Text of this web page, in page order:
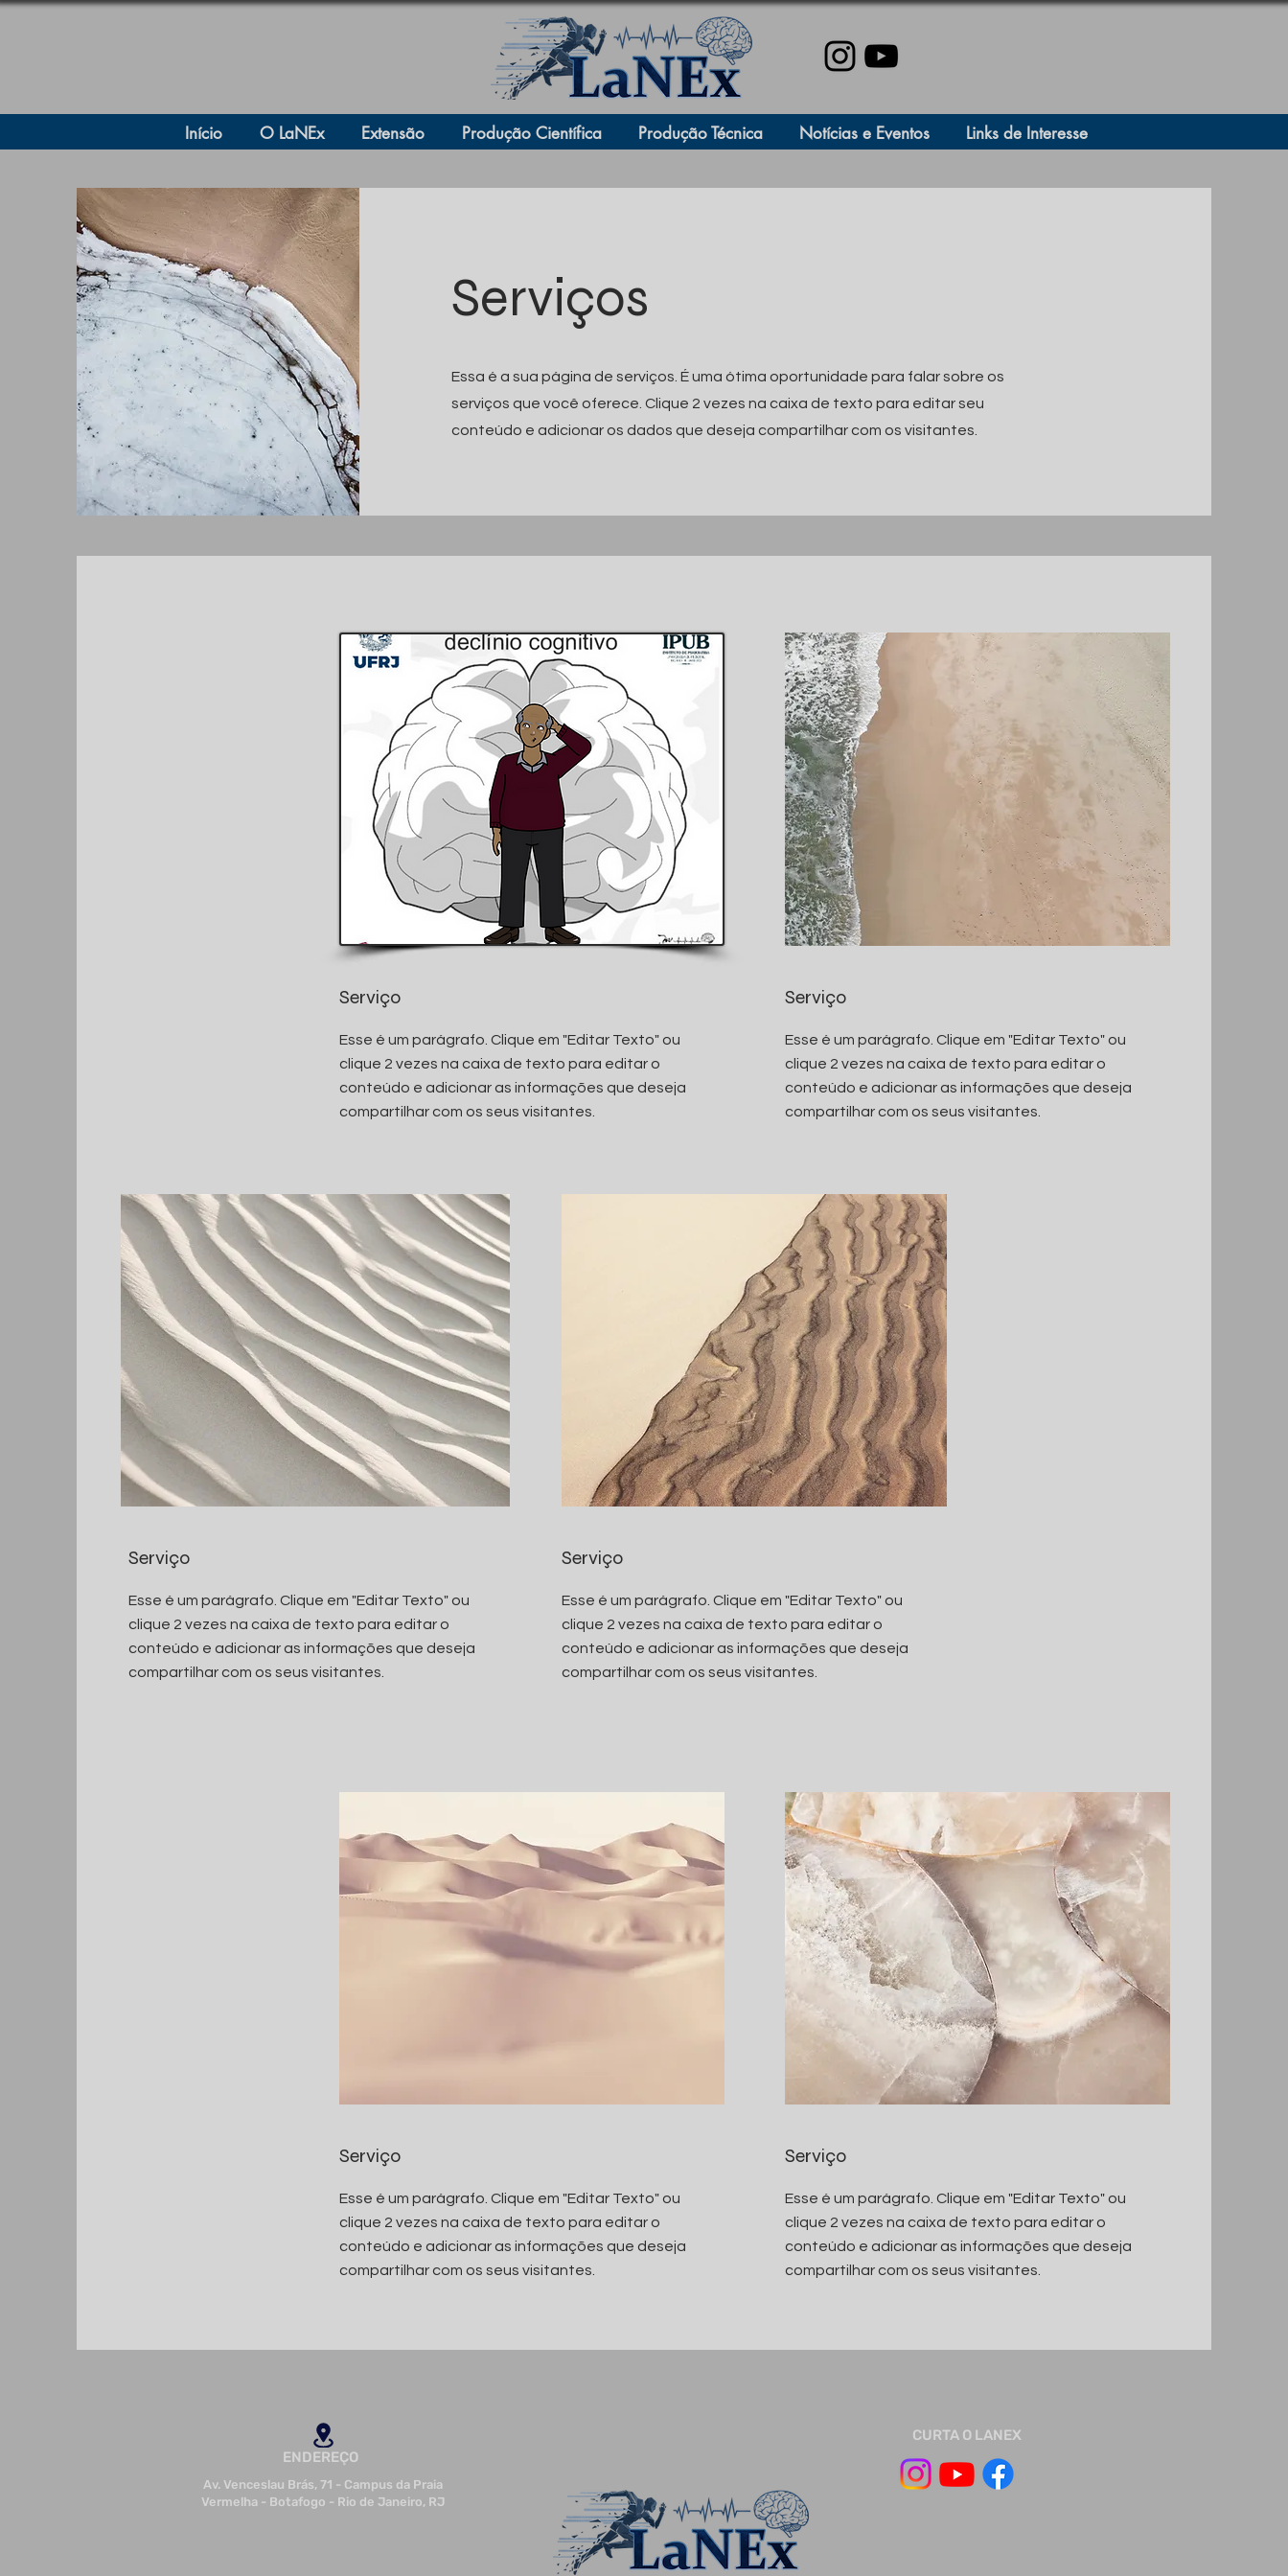
Início O LaNEx Extensão Produção Científica Produção Técnica Notícias e Eventos Links de Interesse
Serviços
Essa é a sua página de serviços. É uma ótima oportunidade para falar sobre os
serviços que você oferece. Clique 2 vezes na caixa de texto para editar seu
conteúdo e adicionar os dados que deseja compartilhar com os visitantes.
Serviço
Esse é um parágrafo. Clique em "Editar Texto" ou
clique 2 vezes na caixa de texto para editar o
conteúdo e adicionar as informações que deseja
compartilhar com os seus visitantes.
Serviço
Esse é um parágrafo. Clique em "Editar Texto" ou
clique 2 vezes na caixa de texto para editar o
conteúdo e adicionar as informações que deseja
compartilhar com os seus visitantes.
Serviço
Esse é um parágrafo. Clique em "Editar Texto" ou
clique 2 vezes na caixa de texto para editar o
conteúdo e adicionar as informações que deseja
compartilhar com os seus visitantes.
Serviço
Esse é um parágrafo. Clique em "Editar Texto" ou
clique 2 vezes na caixa de texto para editar o
conteúdo e adicionar as informações que deseja
compartilhar com os seus visitantes.
Serviço
Esse é um parágrafo. Clique em "Editar Texto" ou
clique 2 vezes na caixa de texto para editar o
conteúdo e adicionar as informações que deseja
compartilhar com os seus visitantes.
Serviço
Esse é um parágrafo. Clique em "Editar Texto" ou
clique 2 vezes na caixa de texto para editar o
conteúdo e adicionar as informações que deseja
compartilhar com os seus visitantes.
ENDEREÇO
Av. Venceslau Brás, 71 - Campus da Praia
Vermelha - Botafogo - Rio de Janeiro, RJ
CURTA O LANEX